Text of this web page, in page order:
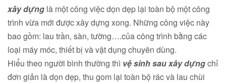
xây dựng là một công việc dọn dẹp lại toàn bộ một công
trình vừa mới được xây dựng xong. Những công việc này
bao gồm: lau trần, sàn, tường….của công trình bằng các
loại máy móc, thiết bị và vật dụng chuyên dùng.
Hiểu theo người bình thường thì vệ sinh sau xây dựngchỉ
đơn giản là dọn dẹp, thu gom lại toàn bộ rác và lau chùi